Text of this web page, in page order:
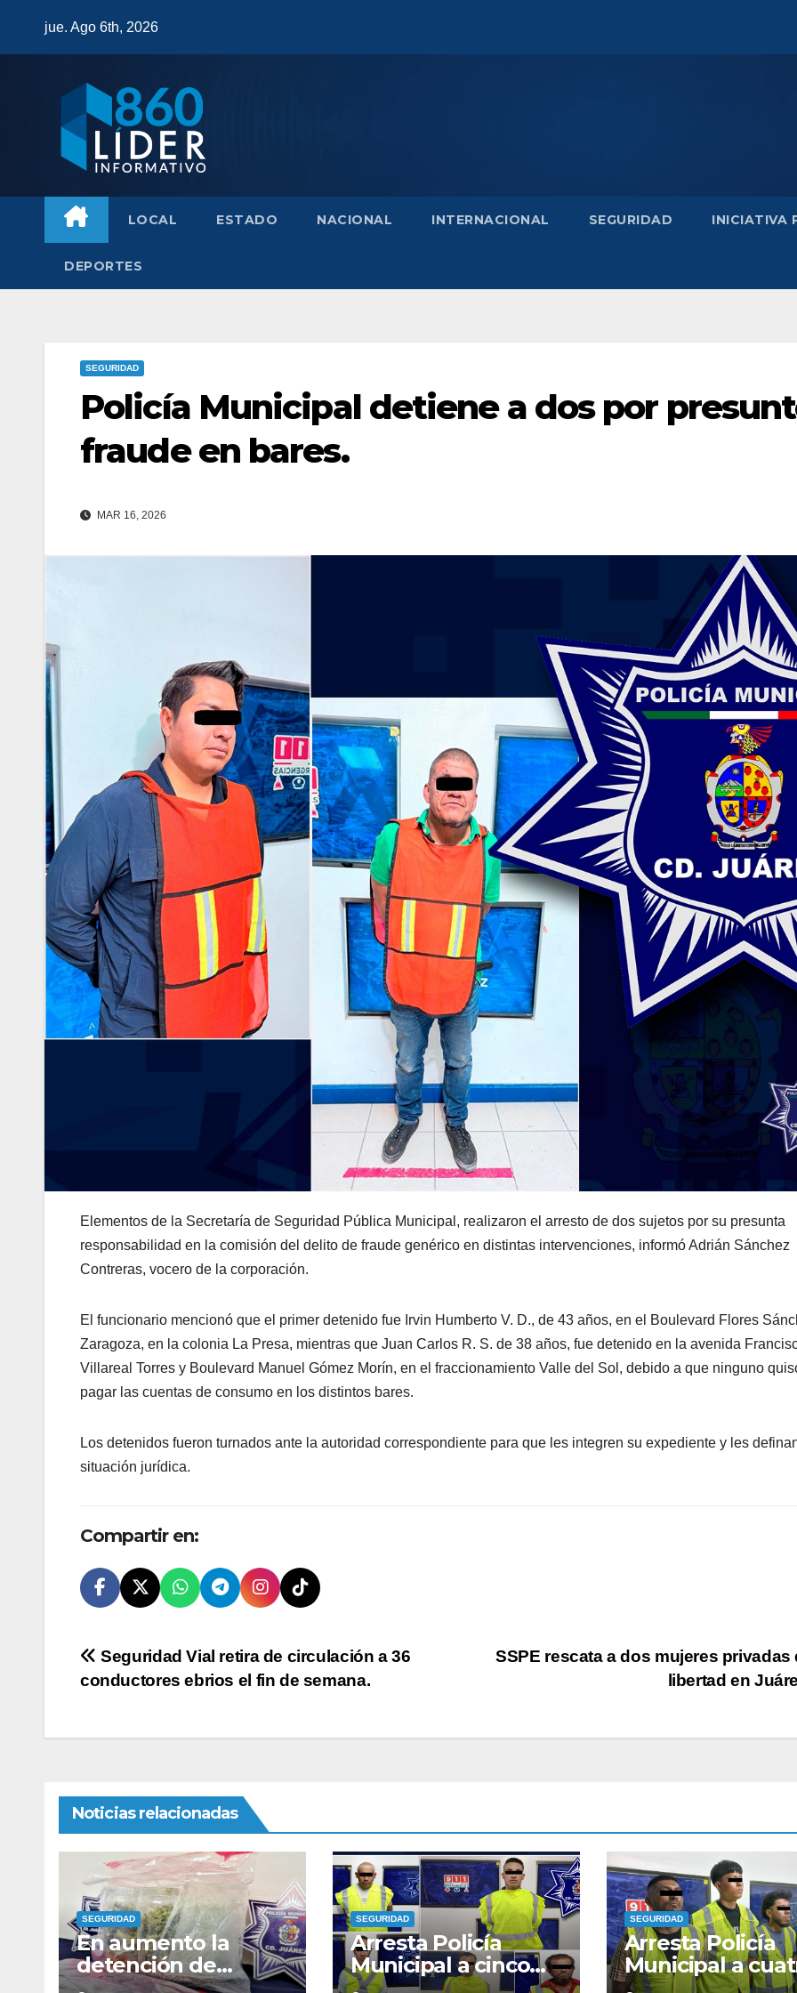
jue. Ago 6th, 2026
LOCAL ESTADO NACIONAL INTERNACIONAL SEGURIDAD INICIATIVA
DEPORTES
SEGURIDAD
Policía Municipal detiene a dos por
fraude en bares.
MAR 16, 2026
Elementos de la Secretaría de Seguridad Pública Municipal, realizaron el arresto de dos sujetos por su presunta
responsabilidad en la comisión del delito de fraude genérico en distintas intervenciones, informó Adrián Sánchez
Contreras, vocero de la corporación.
El funcionario mencionó que el primer detenido fue Irvin Humberto V. D., de 43 años, en el Boulevard Flores
Zaragoza, en la colonia La Presa, mientras que Juan Carlos R. S. de 38 años, fue detenido en la avenida
Villareal Torres y Boulevard Manuel Gómez Morín, en el fraccionamiento Valle del Sol, debido a que ninguno
pagar las cuentas de consumo en los distintos bares.
Los detenidos fueron turnados ante la autoridad correspondiente para que les integren su expediente y les
situación jurídica.
Compartir en:
Navegación
entradas
SSPE rescata a dos mujeres privadas
libertad en
Seguridad Vial retira de circulación a 36
conductores ebrios el fin de semana.
Noticias relacionadas
SEGURIDAD
En aumento la
detención de
personas
SEGURIDAD
Arresta Policía
Municipal a cinco
hombres que
SEGURIDAD
Arresta Policía
Municipal a
hombres que